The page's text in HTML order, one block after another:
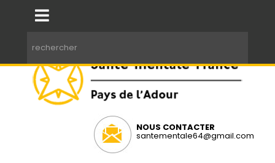
NOUS CONTACTER
santementale64@gmail.com